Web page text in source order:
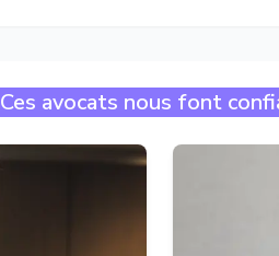
Ces avocats nous font